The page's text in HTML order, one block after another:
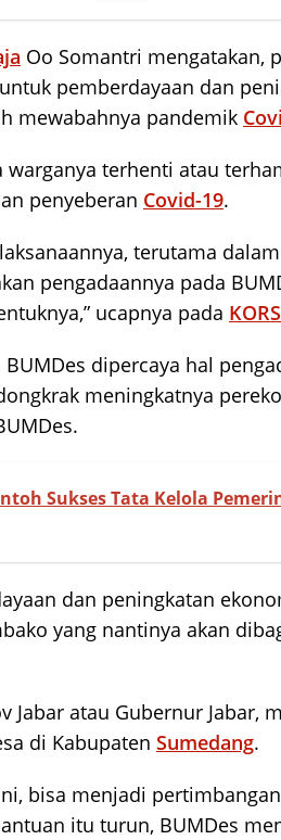
Oo Somantri mengatakan,
pemberdayaan dan
mewabahnya pandemik
terhenti atau
penyeberan Covid-19.
terutama
pengadaannya pada
ucapnya pada
dipercaya hal
meningkatnya
Sukses Tata Kelola
dan peningkatan
yang nantinya akan
Jabar atau Gubernur Jabar,
di Kabupaten Sumedang.
bisa menjadi
itu turun, BUMDes